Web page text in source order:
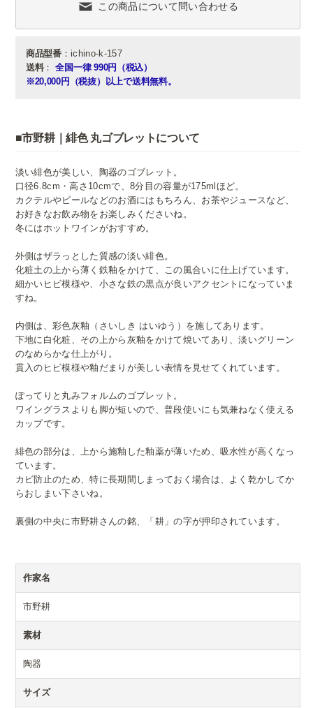
この商品について問い合わせる
商品型番：ichino-k-157
送料： 全国一律 990円（税込）
※20,000円（税抜）以上で送料無料。
■市野耕｜緋色 丸ゴブレットについて
淡い緋色が美しい、陶器のゴブレット。
口径6.8cm・高さ10cmで、8分目の容量が175mlほど。
カクテルやビールなどのお酒にはもちろん、お茶やジュースなど、
お好きなお飲み物をお楽しみくださいね。
冬にはホットワインがおすすめ。
外側はザラっとした質感の淡い緋色。
化粧土の上から薄く鉄釉をかけて、この風合いに仕上げています。
細かいヒビ模様や、小さな鉄の黒点が良いアクセントになっていま
すね。
内側は、彩色灰釉（さいしき はいゆう）を施してあります。
下地に白化粧、その上から灰釉をかけて焼いてあり、淡いグリーン
のなめらかな仕上がり。
貫入のヒビ模様や釉だまりが美しい表情を見せてくれています。
ぽってりと丸みフォルムのゴブレット。
ワイングラスよりも脚が短いので、普段使いにも気兼ねなく使える
カップです。
緋色の部分は、上から施釉した釉薬が薄いため、吸水性が高くなっ
ています。
カビ防止のため、特に長期間しまっておく場合は、よく乾かしてか
らおしまい下さいね。
裏側の中央に市野耕さんの銘、「耕」の字が押印されています。
作家名
市野耕
素材
陶器
サイズ